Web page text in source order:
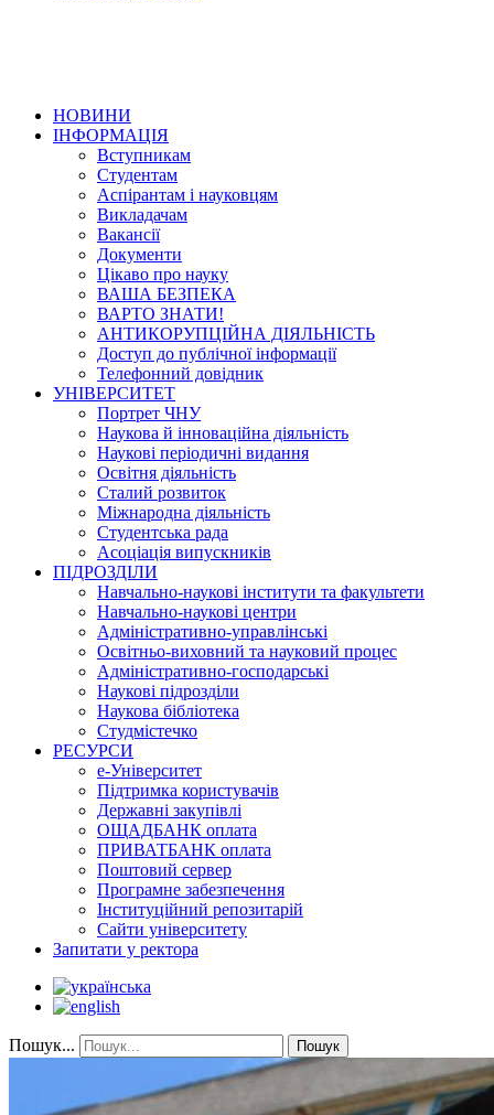
НОВИНИ
ІНФОРМАЦІЯ
Вступникам
Студентам
Аспірантам і науковцям
Викладачам
Вакансії
Документи
Цікаво про науку
ВАША БЕЗПЕКА
ВАРТО ЗНАТИ!
АНТИКОРУПЦІЙНА ДІЯЛЬНІСТЬ
Доступ до публічної інформації
Телефонний довідник
УНІВЕРСИТЕТ
Портрет ЧНУ
Наукова й інноваційна діяльність
Наукові періодичні видання
Освітня діяльність
Сталий розвиток
Міжнародна діяльність
Студентська рада
Асоціація випускників
ПІДРОЗДІЛИ
Навчально-наукові інститути та факультети
Навчально-наукові центри
Адміністративно-управлінські
Освітньо-виховний та науковий процес
Адміністративно-господарські
Наукові підрозділи
Наукова бібліотека
Студмістечко
РЕСУРСИ
е-Університет
Підтримка користувачів
Державні закупівлі
ОЩАДБАНК оплата
ПРИВАТБАНК оплата
Поштовий сервер
Програмне забезпечення
Інституційний репозитарій
Сайти університету
Запитати у ректора
Пошук... Пошук